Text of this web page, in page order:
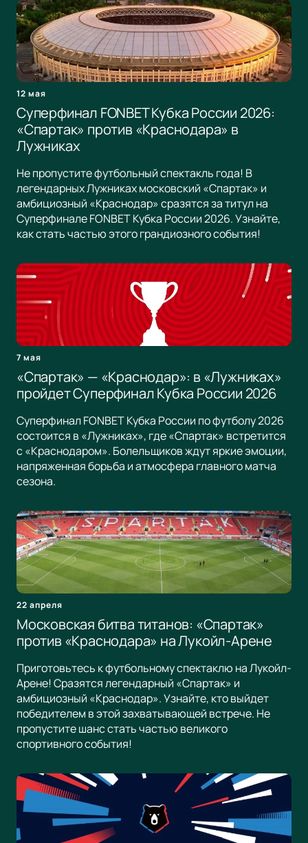
12 мая
Суперфинал FONBET Кубка России 2026:
«Спартак» против «Краснодара» в
Лужниках
Не пропустите футбольный спектакль года! В
легендарных Лужниках московский «Спартак» и
амбициозный «Краснодар» сразятся за титул на
Суперфинале FONBET Кубка России 2026. Узнайте,
как стать частью этого грандиозного события!
7 мая
«Спартак» — «Краснодар»: в «Лужниках»
пройдет Суперфинал Кубка России 2026
Суперфинал FONBET Кубка России по футболу 2026
состоится в «Лужниках», где «Спартак» встретится
с «Краснодаром». Болельщиков ждут яркие эмоции,
напряженная борьба и атмосфера главного матча
сезона.
22 апреля
Московская битва титанов: «Спартак»
против «Краснодара» на Лукойл-Арене
Приготовьтесь к футбольному спектаклю на Лукойл-
Арене! Сразятся легендарный «Спартак» и
амбициозный «Краснодар». Узнайте, кто выйдет
победителем в этой захватывающей встрече. Не
пропустите шанс стать частью великого
спортивного события!